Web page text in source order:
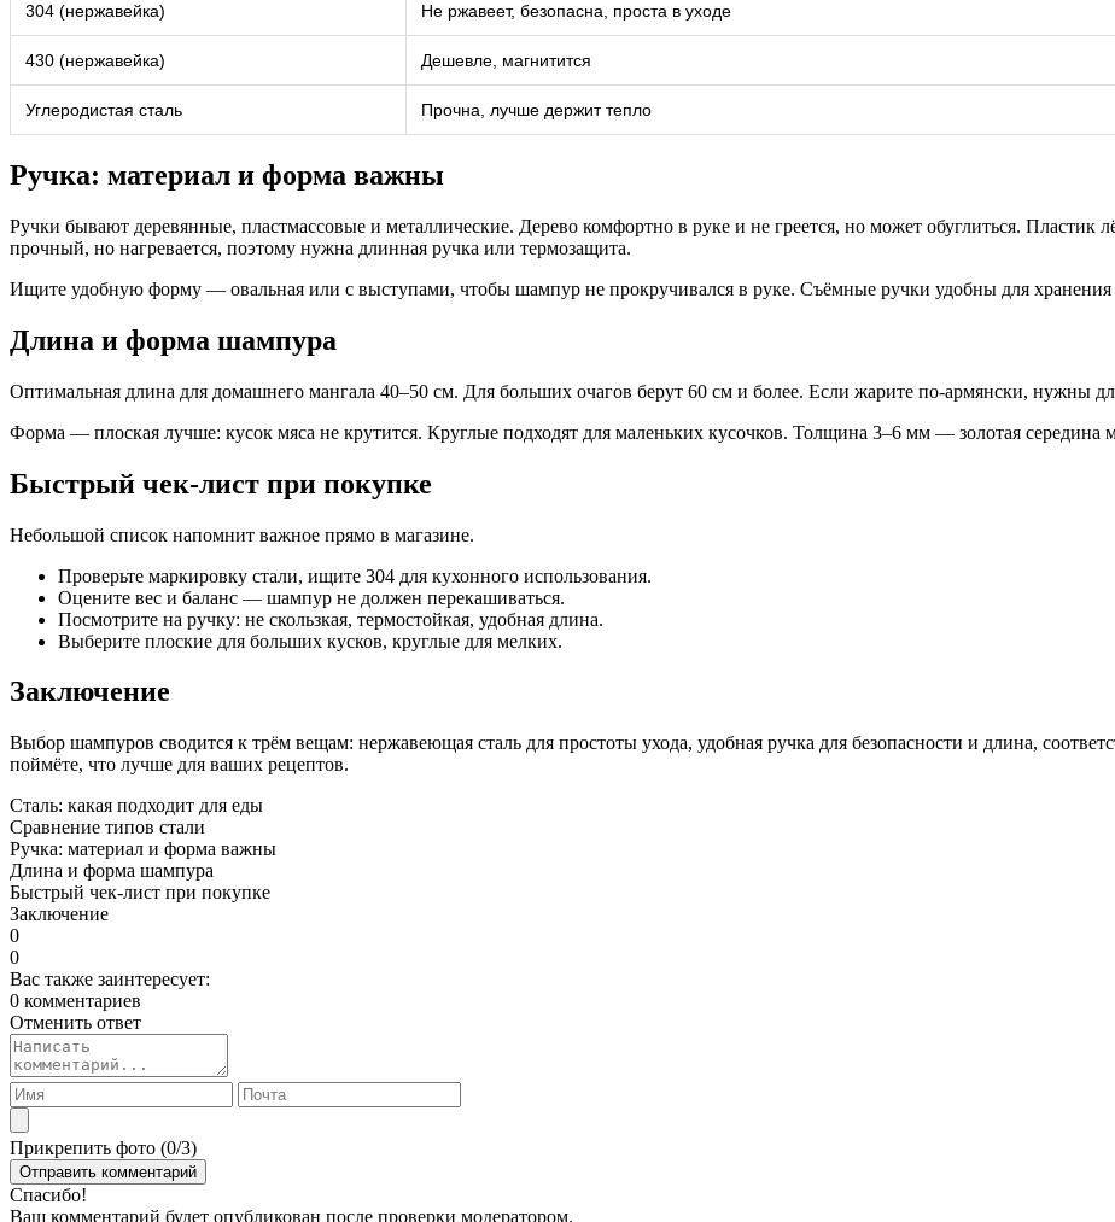
304 (нержавейка) Не ржавеет, безопасна, проста в уходе
430 (нержавейка) Дешевле, магнитится
Углеродистая сталь Прочна, лучше держит тепло
Ручка: материал и форма важны
Ручки бывают деревянные, пластмассовые и металлические. Дерево комфортно в руке и не греется, но может обуглиться.
прочный, но нагревается, поэтому нужна длинная ручка или термозащита.
Ищите удобную форму — овальная или с выступами, чтобы шампур не прокручивался в руке. Съёмные ручки удобны для
Длина и форма шампура
Оптимальная длина для домашнего мангала 40–50 см. Для больших очагов берут 60 см и более. Если жарите по-армянски, нужны
Форма — плоская лучше: кусок мяса не крутится. Круглые подходят для маленьких кусочков. Толщина 3–6 мм — золотая середина
Быстрый чек-лист при покупке
Небольшой список напомнит важное прямо в магазине.
Проверьте маркировку стали, ищите 304 для кухонного использования.
Оцените вес и баланс — шампур не должен перекашиваться.
Посмотрите на ручку: не скользкая, термостойкая, удобная длина.
Выберите плоские для больших кусков, круглые для мелких.
Заключение
Выбор шампуров сводится к трём вещам: нержавеющая сталь для простоты ухода, удобная ручка для безопасности и длина,
поймёте, что лучше для ваших рецептов.
Сталь: какая подходит для еды
Сравнение типов стали
Ручка: материал и форма важны
Длина и форма шампура
Быстрый чек-лист при покупке
Заключение
0
0
Вас также заинтересует:
0 комментариев
Отменить ответ
Прикрепить фото (0/3)
Спасибо!
Ваш комментарий будет опубликован после проверки модератором.